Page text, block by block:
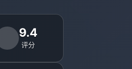
9.4
评分